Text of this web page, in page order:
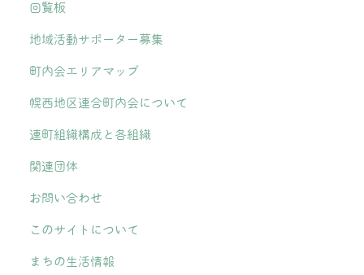
回覧板
地域活動サポーター募集
町内会エリアマップ
幌西地区連合町内会について
連町組織構成と各組織
関連団体
お問い合わせ
このサイトについて
まちの生活情報